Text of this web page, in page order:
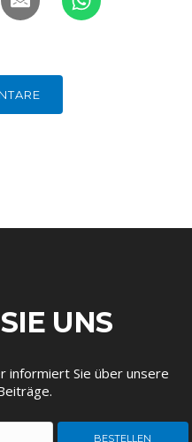
UND
UNS
informiert Sie über unsere